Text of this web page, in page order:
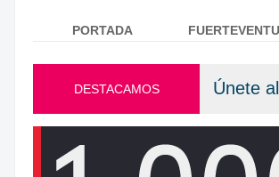
DESTACAMOS Únete
PORTADA